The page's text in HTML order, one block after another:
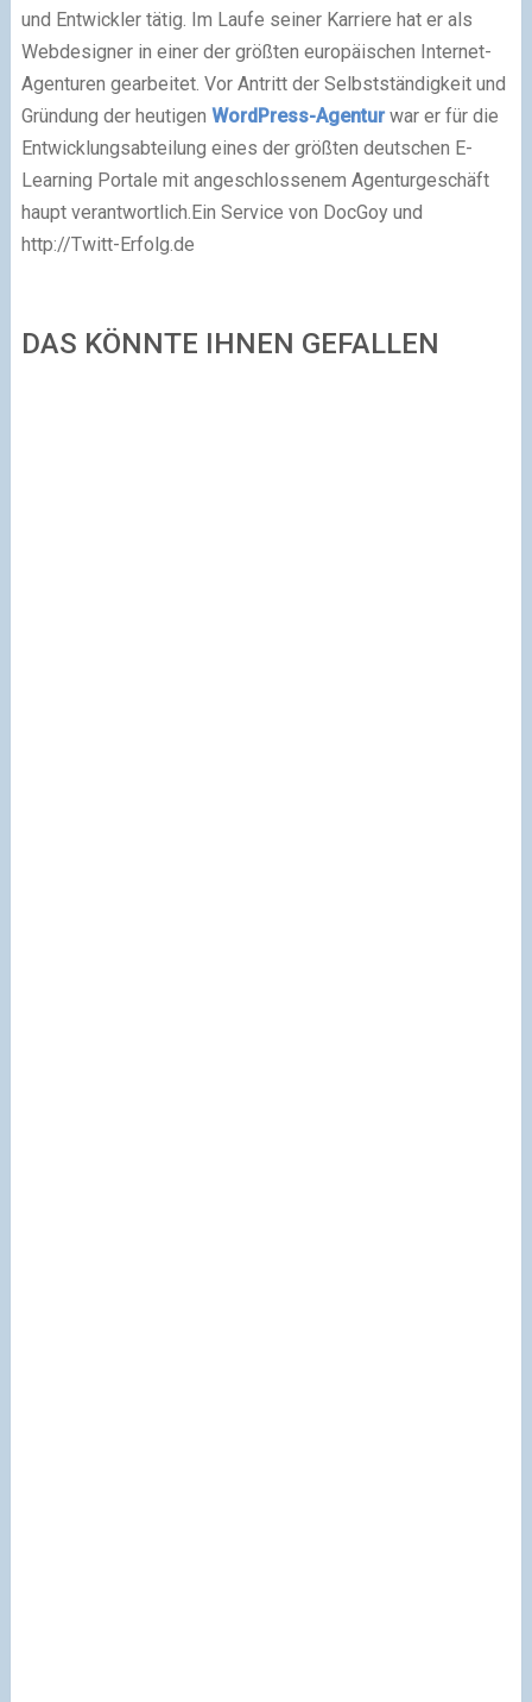
und Entwickler tätig. Im Laufe seiner Karriere hat er als
Webdesigner in einer der größten europäischen Internet-
Agenturen gearbeitet. Vor Antritt der Selbstständigkeit und
Gründung der heutigen WordPress-Agenturwar er für die
Entwicklungsabteilung eines der größten deutschen E-
Learning Portale mit angeschlossenem Agenturgeschäft
haupt verantwortlich. Ein Service von DocGoy und
http://Twitt-Erfolg.de
DAS KÖNNTE IHNEN GEFALLEN